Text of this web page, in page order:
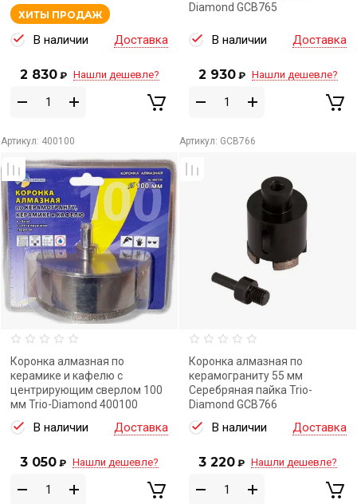
ХИТЫ ПРОДАЖ
В наличии Доставка
2 830 ₽ Нашли дешевле?
Diamond GCB765
В наличии Доставка
2 930 ₽ Нашли дешевле?
Артикул: 400100
Коронка алмазная по
керамике и кафелю с
центрирующим сверлом 100
мм Trio-Diamond 400100
В наличии Доставка
3 050 ₽ Нашли дешевле?
Артикул: GCB766
Коронка алмазная по
керамограниту 55 мм
Серебряная пайка Trio-
Diamond GCB766
В наличии Доставка
3 220 ₽ Нашли дешевле?